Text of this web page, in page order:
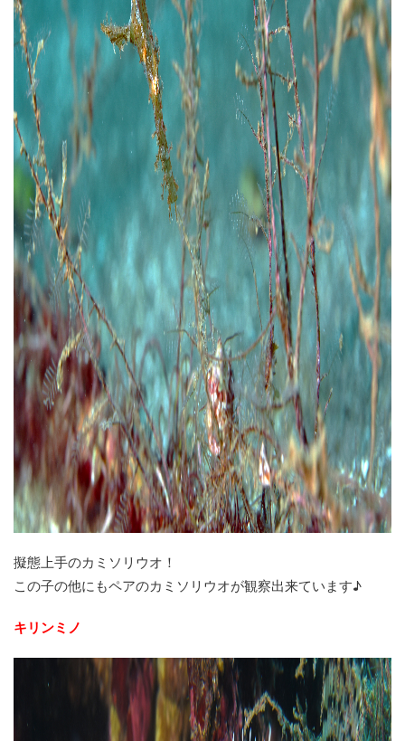
擬態上手のカミソリウオ！
この子の他にもペアのカミソリウオが観察出来ています♪
キリンミノ